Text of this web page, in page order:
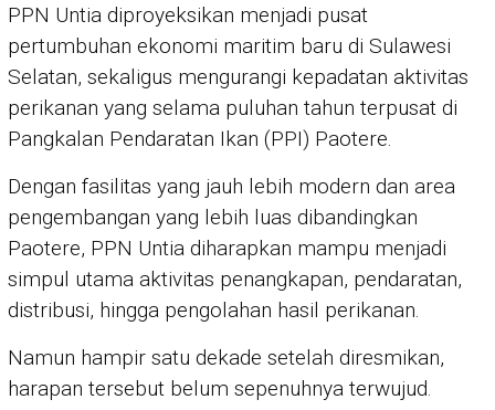
PPN Untia diproyeksikan menjadi pusat
pertumbuhan ekonomi maritim baru di Sulawesi
Selatan, sekaligus mengurangi kepadatan aktivitas
perikanan yang selama puluhan tahun terpusat di
Pangkalan Pendaratan Ikan (PPI) Paotere.
Dengan fasilitas yang jauh lebih modern dan area
pengembangan yang lebih luas dibandingkan
Paotere, PPN Untia diharapkan mampu menjadi
simpul utama aktivitas penangkapan, pendaratan,
distribusi, hingga pengolahan hasil perikanan.
Namun hampir satu dekade setelah diresmikan,
harapan tersebut belum sepenuhnya terwujud.